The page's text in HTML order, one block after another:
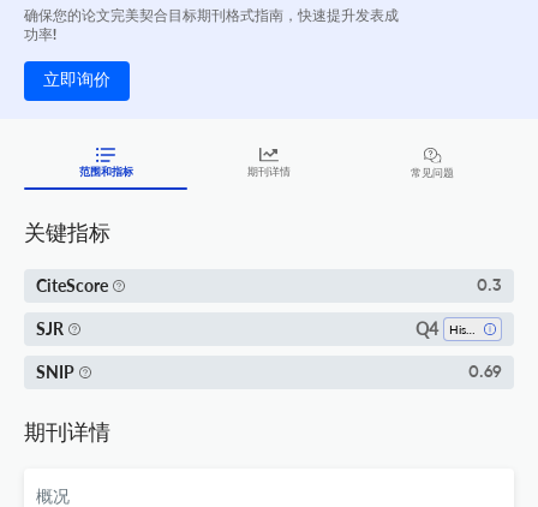
确保您的论文完美契合目标期刊格式指南，快速提升发表成
功率!
立即询价
范围和指标 期刊详情 常见问题
关键指标
CiteScore 0.3
SJR Q4
SNIP 0.69
期刊详情
概况